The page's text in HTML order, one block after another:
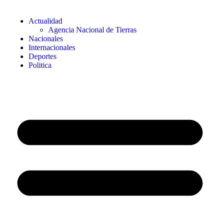
Actualidad
Agencia Nacional de Tierras
Nacionales
Internacionales
Deportes
Politica